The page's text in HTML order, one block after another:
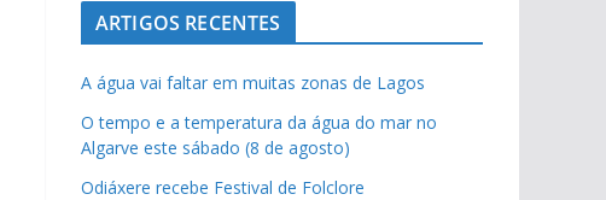
ARTIGOS RECENTES
A água vai faltar em muitas zonas de Lagos
O tempo e a temperatura da água do mar no
Algarve este sábado (8 de agosto)
Odiáxere recebe Festival de Folclore